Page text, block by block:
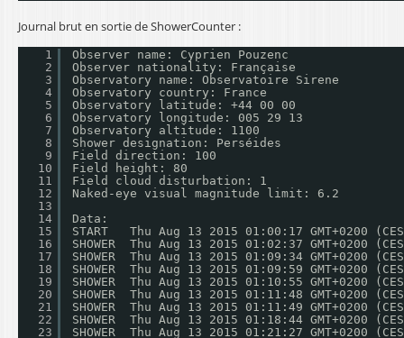
Journal brut en sortie de ShowerCounter :
1
2
3
4
5
6
7
8
9
10
11
12
13
14
15
16
17
18
19
20
21
22
23
Observer name: Cyprien Pouzenc
Observer nationality: Française
Observatory name: Observatoire Sirene
Observatory country: France
Observatory latitude: +44 00 00
Observatory longitude: 005 29 13
Observatory altitude: 1100
Shower designation: Perséides
Field direction: 100
Field height: 80
Field cloud disturbation: 1
Naked-eye visual magnitude limit: 6.2
Data:
START   Thu Aug 13 2015 01:00:17 GMT+0200
SHOWER  Thu Aug 13 2015 01:02:37 GMT+0200
SHOWER  Thu Aug 13 2015 01:09:34 GMT+0200
SHOWER  Thu Aug 13 2015 01:09:59 GMT+0200
SHOWER  Thu Aug 13 2015 01:10:55 GMT+0200
SHOWER  Thu Aug 13 2015 01:11:48 GMT+0200
SHOWER  Thu Aug 13 2015 01:11:49 GMT+0200
SHOWER  Thu Aug 13 2015 01:18:44 GMT+0200
SHOWER  Thu Aug 13 2015 01:21:27 GMT+0200